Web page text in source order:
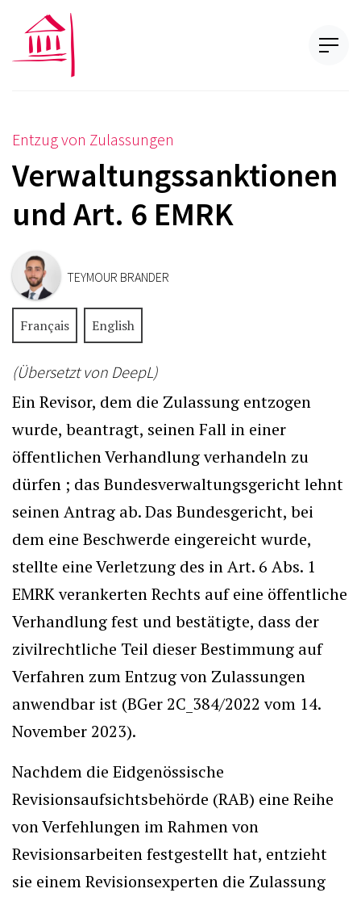
Entzug von Zulassungen
Verwaltungssanktionen
und Art. 6 EMRK
TEYMOUR BRANDER
Français English
(Übersetzt von DeepL)
Ein Revisor, dem die Zulassung entzogen
wurde, beantragt, seinen Fall in einer
öffentlichen Verhandlung verhandeln zu
dürfen ; das Bundesverwaltungsgericht lehnt
seinen Antrag ab. Das Bundesgericht, bei
dem eine Beschwerde eingereicht wurde,
stellte eine Verletzung des in Art. 6 Abs. 1
EMRK verankerten Rechts auf eine öffentliche
Verhandlung fest und bestätigte, dass der
zivilrechtliche Teil dieser Bestimmung auf
Verfahren zum Entzug von Zulassungen
anwendbar ist (BGer 2C_384/2022 vom 14.
November 2023).
Nachdem die Eidgenössische
Revisionsaufsichtsbehörde (RAB) eine Reihe
von Verfehlungen im Rahmen von
Revisionsarbeiten festgestellt hat, entzieht
sie einem Revisionsexperten die Zulassung